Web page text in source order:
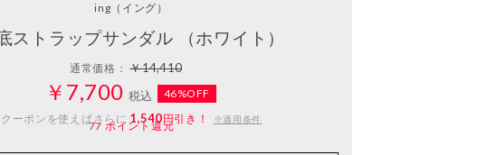
ing （イング）
ストラップサンダル （ホワイト）
通常価格：￥14,410
￥7,700 税込
46%OFF
クーポンを使えばさらに 1,540円引き！ ※適用条件
77 ポイント還元